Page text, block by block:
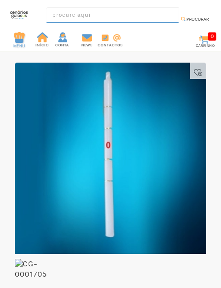
INGREDIENTES
PROCURAR
MENU INÍCIO CONTA NEWS CONTACTOS
0
CARRINHO